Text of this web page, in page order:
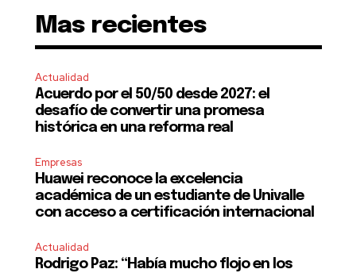
Mas recientes
Actualidad
Acuerdo por el 50/50 desde 2027: el
desafío de convertir una promesa
histórica en una reforma real
Empresas
Huawei reconoce la excelencia
académica de un estudiante de Univalle
con acceso a certificación internacional
Actualidad
Rodrigo Paz: “Había mucho flojo en los